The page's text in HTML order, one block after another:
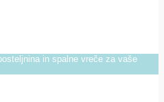
in spalne vreče za vaše